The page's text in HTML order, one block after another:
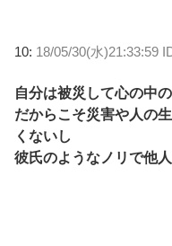
10: 18/05/30(水)21:33:59
自分は被災して心の中
だからこそ災害や人の
くないし
彼氏のようなノリで他